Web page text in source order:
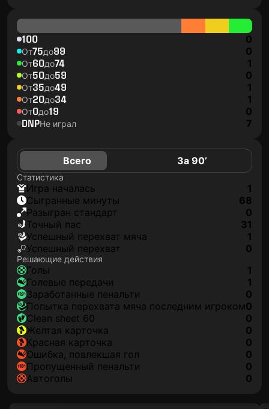
100 0
От75до99 0
От60до74 1
От50до59 0
От35до49 1
От20до34 1
От0до19 0
DNPНе играл 7
Всего За 90’
Статистика
игра началась
1
сыгранные минуты
68
разыгран стандарт
0
точный пас
31
успешный перехват мяча
1
успешный перехват
0
Решающие действия
голы
1
голевые передачи
1
заработанные пенальти
0
попытка перехвата мяча последним игроком0
clean sheet 60
0
желтая карточка
0
красная карточка
0
ошибка, повлекшая гол
0
пропущенный пенальти
0
автоголы
0